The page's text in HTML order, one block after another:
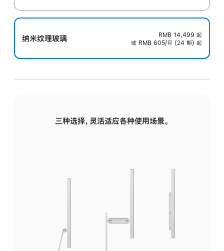
纳米纹理玻璃 RMB 14,499 起
或 RMB 605/月 (24 期) 起
三种选择，灵活适应各种使用场景。